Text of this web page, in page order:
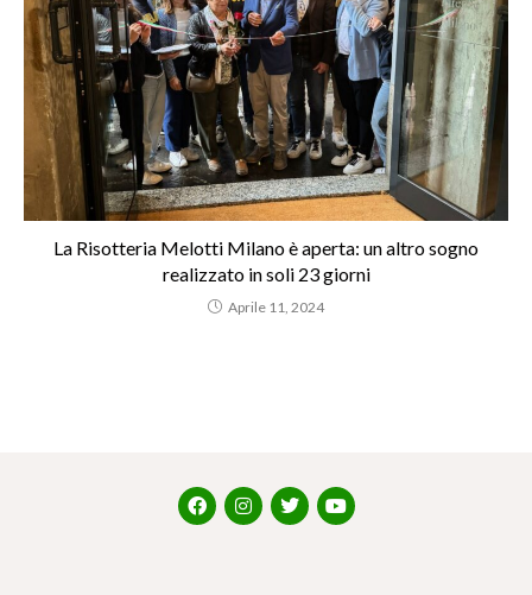
La Risotteria Melotti Milano è aperta: un altro sogno
realizzato in soli 23 giorni
Aprile 11, 2024